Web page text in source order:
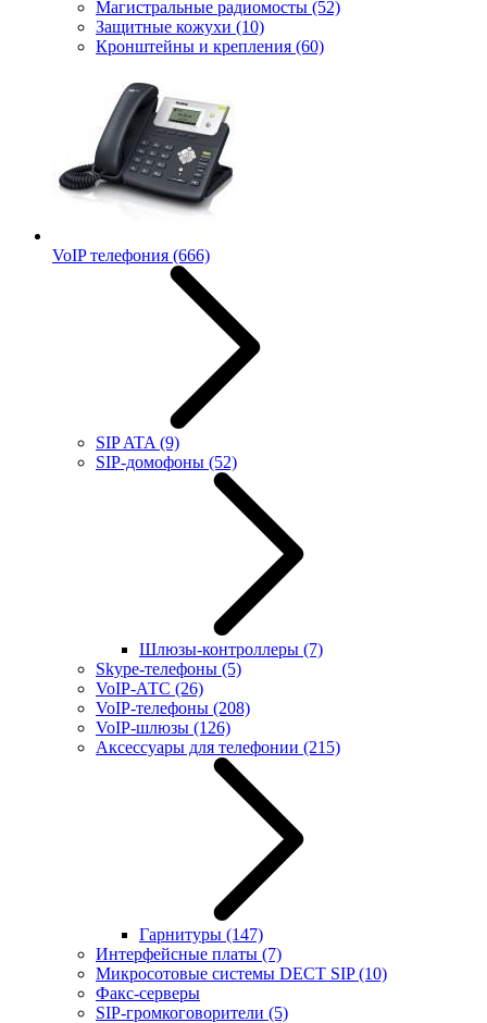
Магистральные радиомосты (52)
Защитные кожухи (10)
Кронштейны и крепления (60)
VoIP телефония (666)
SIP ATA (9)
SIP-домофоны (52)
Шлюзы-контроллеры (7)
Skype-телефоны (5)
VoIP-АТС (26)
VoIP-телефоны (208)
VoIP-шлюзы (126)
Аксессуары для телефонии (215)
Гарнитуры (147)
Интерфейсные платы (7)
Микросотовые системы DECT SIP(10)
Факс-серверы
SIP-громкоговорители (5)